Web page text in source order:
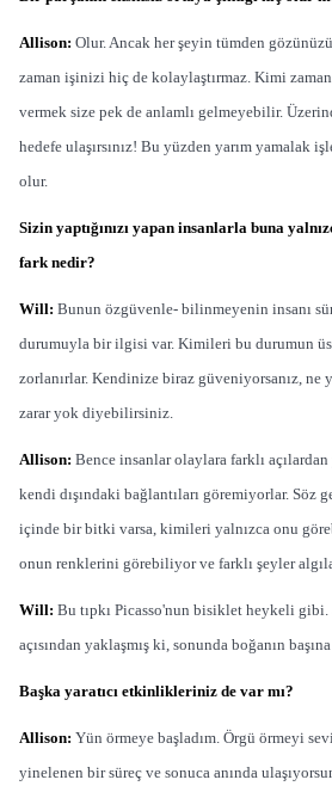
Allison: Olur. Ancak her şeyin tümden
zaman işinizi hiç de kolaylaştırmaz. Kimi
vermek size pek de anlamlı gelmeyebilir.
hedefe ulaşırsınız! Bu yüzden yarım yamalak
olur.
Sizin yaptığınızı yapan insanlarla buna
fark nedir?
Will: Bunun özgüvenle- bilinmeyenin insanı
durumuyla bir ilgisi var. Kimileri bu durumun
zorlanırlar. Kendinize biraz güveniyorsanız, ne
zarar yok diyebilirsiniz.
Allison: Bence insanlar olaylara farklı
kendi dışındaki bağlantıları göremiyorlar. Söz
içinde bir bitki varsa, kimileri yalnızca onu
onun renklerini görebiliyor ve farklı şeyler
Will: Bu tıpkı Picasso'nun bisiklet heykeli gibi.
açısından yaklaşmış ki, sonunda boğanın
Başka yaratıcı etkinlikleriniz de var mı?
Allison: Yün örmeye başladım. Örgü örmeyi
yinelenen bir süreç ve sonuca anında